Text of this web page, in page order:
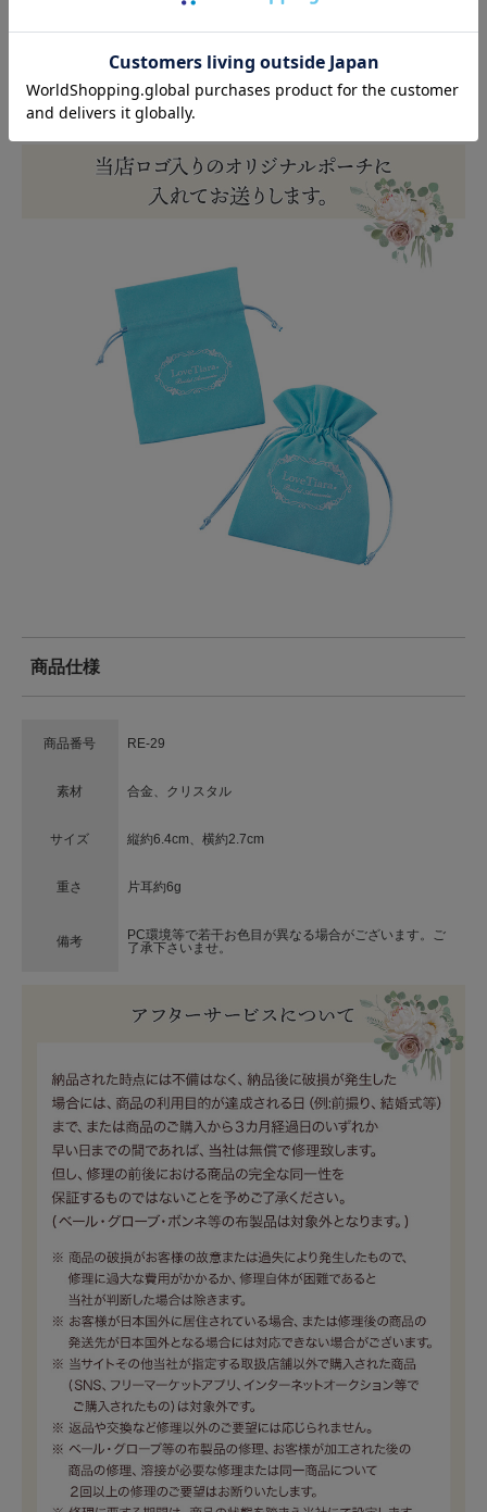
商品仕様
商品番号 RE-29
素材 合金、クリスタル
サイズ 縦約6.4cm、横約2.7cm
重さ 片耳約6g
備考
PC環境等で若干お色目が異なる場合がございます。ご
了承下さいませ。